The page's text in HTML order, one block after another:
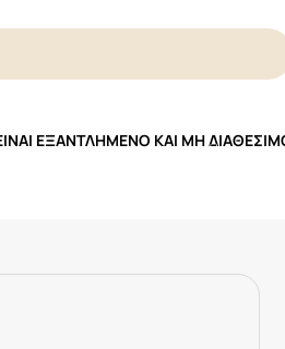
ΕΞΑΝΤΛΗΜΈΝΟ ΚΑΙ ΜΗ